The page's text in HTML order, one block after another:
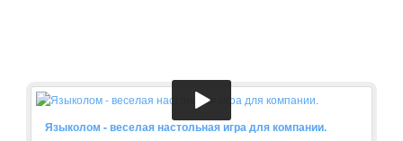
Языколом - веселая настольная игра для компании.